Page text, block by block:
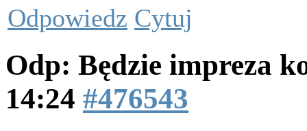
Odpowiedz Cytuj
Odp: Będzie impreza
14:24 #476543